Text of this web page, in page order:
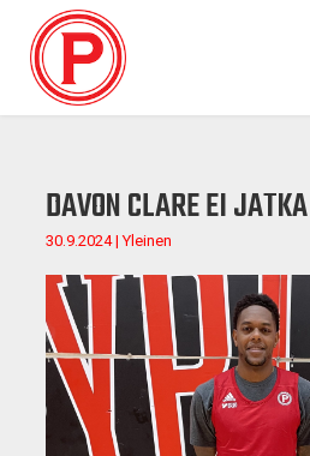
DAVON CLARE EI
30.9.2024 | Yleinen